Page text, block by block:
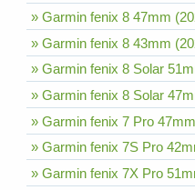
» Garmin fenix 8 47mm
» Garmin fenix 8 43mm
» Garmin fenix 8 Solar
» Garmin fenix 8 Solar
» Garmin fenix 7 Pro
» Garmin fenix 7S Pro
» Garmin fenix 7X Pro